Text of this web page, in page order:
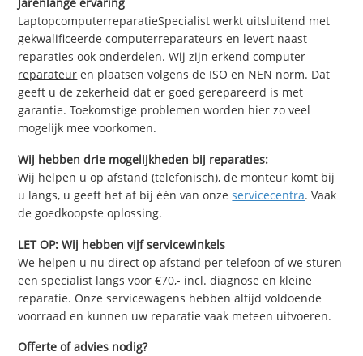
LaptopcomputerreparatieSpecialist werkt uitsluitend met
gekwalificeerde computerreparateurs en levert naast
reparaties ook onderdelen. Wij zijnerkend computer
reparateur en plaatsen volgens de ISO en NEN norm. Dat
geeft u de zekerheid dat er goed gerepareerd is met
garantie. Toekomstige problemen worden hier zo veel
mogelijk mee voorkomen.
Wij hebben drie mogelijkheden bij reparaties:
Wij helpen u op afstand (telefonisch), de monteur komt bij
u langs, u geeft het af bij één van onzeservicecentra. Vaak
de goedkoopste oplossing.
LET OP: Wij hebben vijf servicewinkels
We helpen u nu direct op afstand per telefoon of we sturen
een specialist langs voor €70,- incl. diagnose en kleine
reparatie. Onze servicewagens hebben altijd voldoende
voorraad en kunnen uw reparatie vaak meteen uitvoeren.
Offerte of advies nodig?